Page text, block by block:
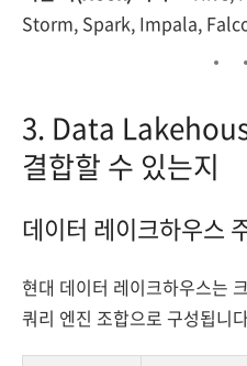
Storm, Spark, Impala,
3. Data
결합할 수 있는지
데이터 레이크하우스
현대 데이터 레이크하우스는
쿼리 엔진 조합으로 구성됩니